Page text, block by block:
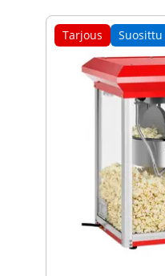
Tarjous Suosittu